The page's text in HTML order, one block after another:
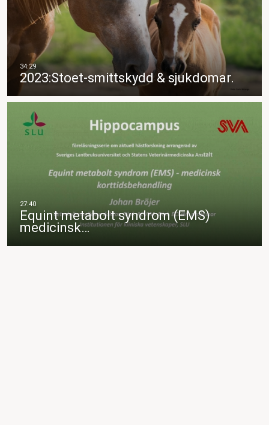
2023:Stoet-smittskydd & sjukdomar.
Equint metabolt syndrom (EMS)
medicinsk…